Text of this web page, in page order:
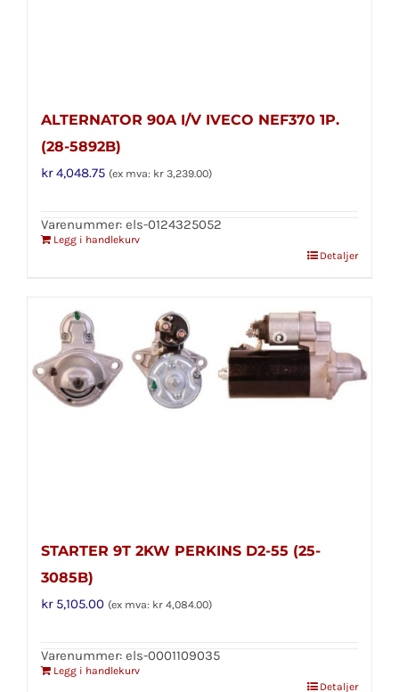
ALTERNATOR 90A I/V IVECO NEF370 1P.
(28-5892B)
kr4,048.75 (ex mva: kr 3,239.00)
Varenummer: els-0124325052
Legg i handlekurv
Detaljer
STARTER 9T 2KW PERKINS D2-55 (25-
3085B)
kr5,105.00 (ex mva: kr 4,084.00)
Varenummer: els-0001109035
Legg i handlekurv
Detaljer